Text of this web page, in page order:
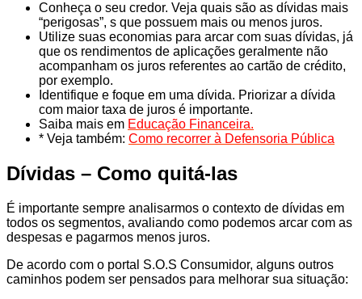
Conheça o seu credor. Veja quais são as dívidas mais
“perigosas”, s que possuem mais ou menos juros.
Utilize suas economias para arcar com suas dívidas, já
que os rendimentos de aplicações geralmente não
acompanham os juros referentes ao cartão de crédito,
por exemplo.
Identifique e foque em uma dívida. Priorizar a dívida
com maior taxa de juros é importante.
Saiba mais em Educação Financeira.
* Veja também: Como recorrer à Defensoria Pública
Dívidas – Como quitá-las
É importante sempre analisarmos o contexto de dívidas em
todos os segmentos, avaliando como podemos arcar com as
despesas e pagarmos menos juros.
De acordo com o portal S.O.S Consumidor, alguns outros
caminhos podem ser pensados para melhorar sua situação: